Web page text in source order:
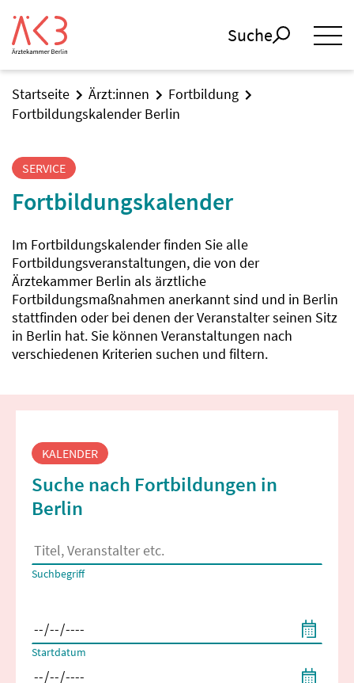
Suche
Startseite Ärzt:innen
Fortbildung
Fortbildungskalender Berlin
SERVICE
Fortbildungskalender
Im Fortbildungskalender finden Sie alle
Fortbildungsveranstaltungen, die von der
Ärztekammer Berlin als ärztliche
Fortbildungsmaßnahmen anerkannt sind und in Berlin
stattfinden oder bei denen der Veranstalter seinen Sitz
in Berlin hat. Sie können Veranstaltungen nach
verschiedenen Kriterien suchen und filtern.
Fortbildungssuche
KALENDER
Suche nach Fortbildungen in
Berlin
Es erscheinen Suchvorschläge, wenn mindestens 2 Zeichen
Suchbegriff
Startdatum